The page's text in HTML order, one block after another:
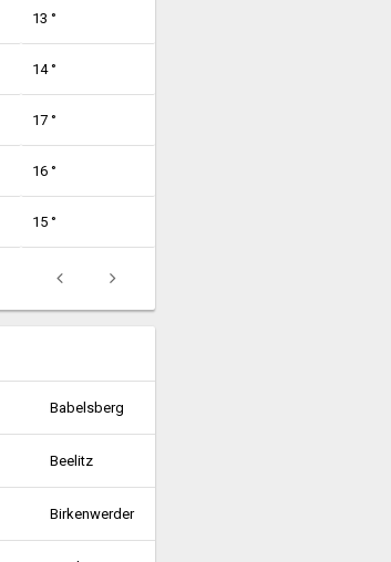
13 °
14 °
17 °
16 °
15 °
Babelsberg
Beelitz
Birkenwerder